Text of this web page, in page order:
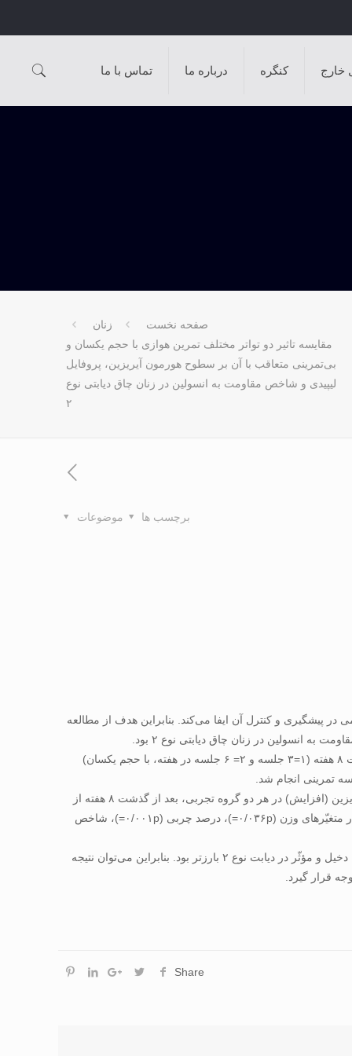
خارج کنگره درباره ما تماس با ما
صفحه نخست
زنان
مقایسه تاثیر دو تواتر مختلف تمرین هوازی با حجم یکسان و
بی‌تمرینی متعاقب با آن بر سطوح هورمون‌ آیریزین، پروفایل
لیپیدی و شاخص مقاومت به انسولین در زنان چاق دیابتی نوع
۲
موضوعات برچسب ها
مهمی در پیشگیری و کنترل آن ایفا می‌کند. بنابراین هدف از مطالعه
انسولین در زنان چاق دیابتی نوع ۲ بود.
روش تحقیق: در این مطالعه نیمه‌تجربی، ۳۶ زن چاق دیابتی نوع ۲ به‌صورت تصادفی به سه گروه مساوی ۱۲ نفر تقسیم شدند. گروه ۱ و ۲ به‌مدت ۸ هفته (۱=۳ جلسه و ۲= ۶ جلسه در هفته، با حجم یکسان)
یافته‌ها: نتایج درون‌گروهی نشان داد متغیّرهای وزن، چربی بدن و شاخص توده ‌بدنی تنها در گروه یک (کاهش) و مقاومت به انسولین (کاهش) و آیریزین (افزایش) در هر دو گروه تجربی، بعد از گذشت ۸ هفته از
مداخله، تغییر معنی‎داری داشتند (۰/۰۵P<). همچنین نتایج آزمون تحلیل واریانس یک‌راهه همراه با تست تعقیبی LSD، نشان‌دهنده اختلاف معنی‌دار در متغیّرهای وزن (۰/۰۳۶p=)، درصد چربی (۰/۰۰۱p=)، شاخص
نتیجه‌گیری: با توجه به نتایج مطالعه حاضر، تأثیر تمرین ورزشی با مدت زمان بیشتر نسبت به تکرر در جلسات تمرینی کوتاه مدت در کنترل عوامل دخیل و مؤثّر در دیابت نوع ۲ بارزتر بود. بنابراین می‌توان نتیجه
Share